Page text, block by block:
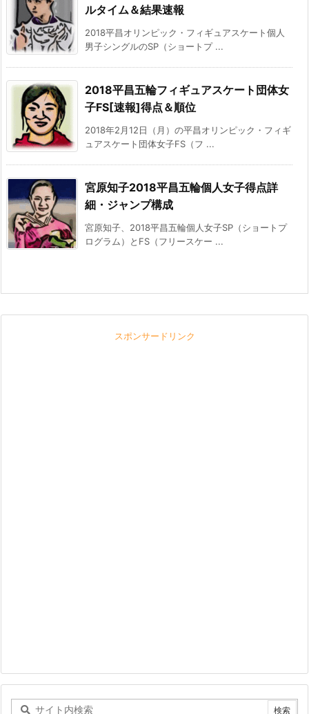
ルタイム＆結果速報
2018平昌オリンピック・フィギュアスケート個人
男子シングルのSP（ショートプ ...
2018平昌五輪フィギュアスケート団体女
子FS[速報]得点＆順位
2018年2月12日（月）の平昌オリンピック・フィギ
ュアスケート団体女子FS（フ ...
宮原知子2018平昌五輪個人女子得点詳
細・ジャンプ構成
宮原知子、2018平昌五輪個人女子SP（ショートプ
ログラム）とFS（フリースケー ...
スポンサードリンク